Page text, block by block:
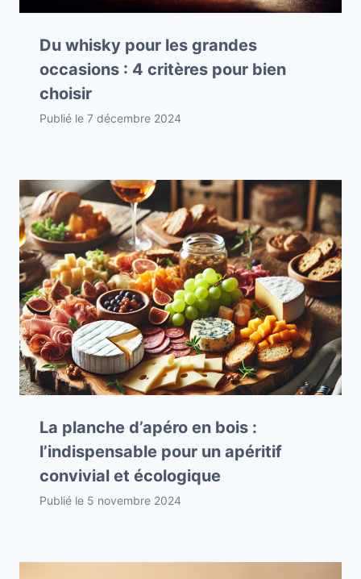
Du whisky pour les grandes
occasions : 4 critères pour bien
choisir
Publié le 7 décembre 2024
La planche d’apéro en bois :
l’indispensable pour un apéritif
convivial et écologique
Publié le 5 novembre 2024